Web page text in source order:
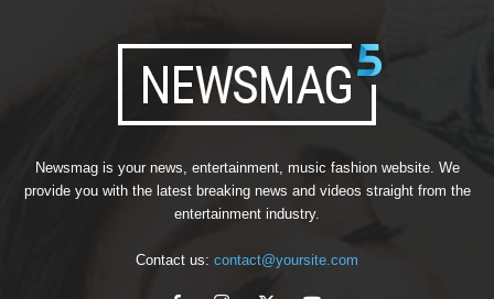
Newsmag is your news, entertainment, music fashion website. We
provide you with the latest breaking news and videos straight from the
entertainment industry.
Contact us: contact@yoursite.com